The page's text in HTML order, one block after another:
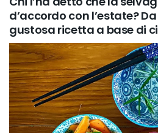
d’accordo con l’estate?
gustosa ricetta a base di